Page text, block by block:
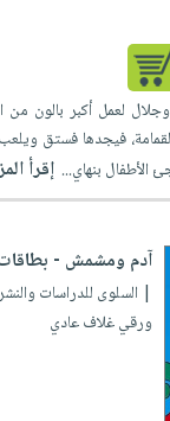
لعمل أكبر بالون من
فيجدها فستق
الأطفال بنهاي... إقرأ
آدم ومشمش -
| السلوى للدراسات والنشر | 30/10/
ورقي غلاف عادي